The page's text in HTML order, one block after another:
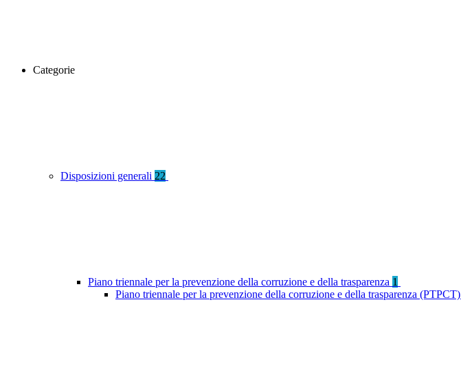
Categorie
Disposizioni generali 22
Piano triennale per la prevenzione della corruzione e della trasparenza 1
Piano triennale per la prevenzione della corruzione e della trasparenza (PTPCT)